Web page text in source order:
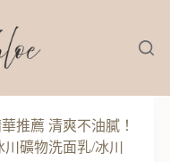
推薦 清爽不油膩！
礦物洗面乳/冰川